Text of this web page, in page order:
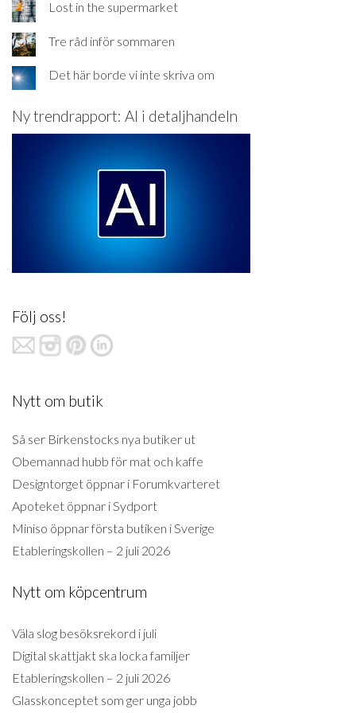
Lost in the supermarket
Tre råd inför sommaren
Det här borde vi inte skriva om
Ny trendrapport: AI i detaljhandeln
Följ oss!
Nytt om butik
Så ser Birkenstocks nya butiker ut
Obemannad hubb för mat och kaffe
Designtorget öppnar i Forumkvarteret
Apoteket öppnar i Sydport
Miniso öppnar första butiken i Sverige
Etableringskollen – 2 juli 2026
Nytt om köpcentrum
Väla slog besöksrekord i juli
Digital skattjakt ska locka familjer
Etableringskollen – 2 juli 2026
Glasskonceptet som ger unga jobb